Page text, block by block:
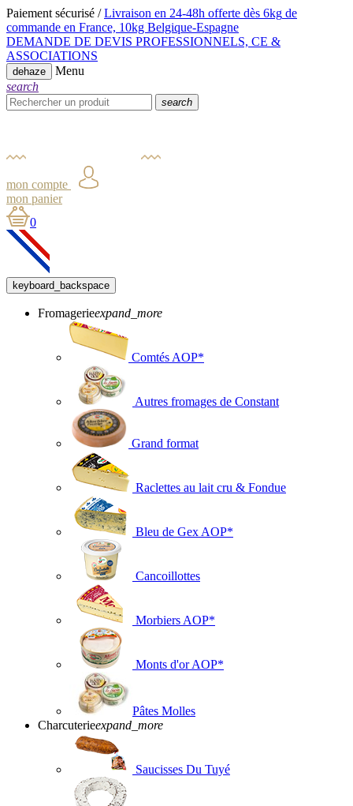
Paiement sécurisé / Livraison en 24-48h offerte dès 6kg de
commande en France, 10kg Belgique-Espagne
DEMANDE DE DEVIS PROFESSIONNELS, CE &
ASSOCIATIONS
dehaze
Menu
search
search
mon compte
mon panier
0
keyboard_backspace
Fromagerieexpand_more
Comtés AOP*
Autres fromages de Constant
Grand format
Raclettes au lait cru & Fondue
Bleu de Gex AOP*
Cancoillottes
Morbiers AOP*
Monts d'or AOP*
Pâtes Molles
Charcuterieexpand_more
Saucisses Du Tuyé